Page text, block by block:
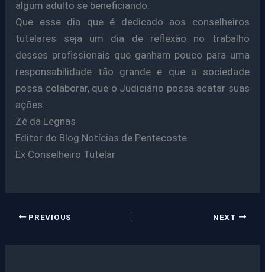
algum adulto se beneficiando.
Que esse dia que é dedicado aos conselheiros
tutelares seja um dia de reflexão no trabalho
desses profissionais que ganham pouco para uma
responsabilidade tão grande e que a sociedade
possa colaborar, que o Judiciário possa acatar suas
ações.
Zé da Legnas
Editor do Blog Notícias de Pentecoste
Ex Conselheiro Tutelar
PREVIOUS NEXT